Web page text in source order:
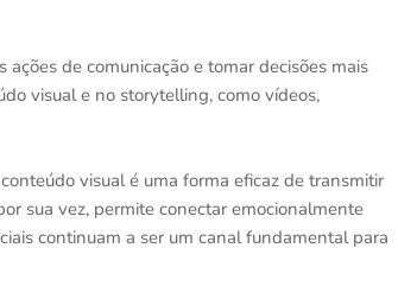
de comunicação e tomar decisões mais
visual e no storytelling, como vídeos,
visual é uma forma eficaz de transmitir
sua vez, permite conectar emocionalmente
continuam a ser um canal fundamental para